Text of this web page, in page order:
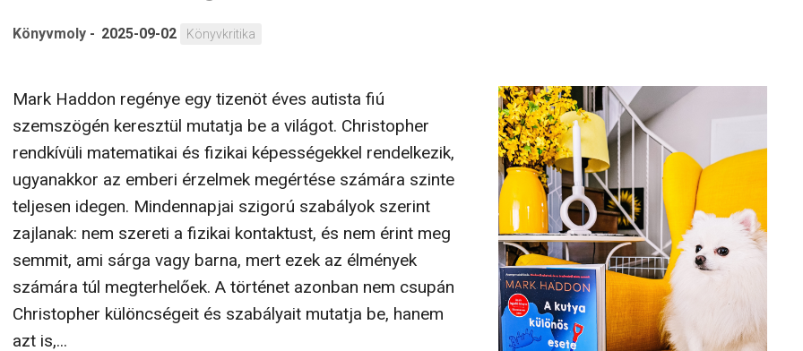
Könyvmoly - 2025-09-02 Könyvkritika
Mark Haddon regénye egy tizenöt éves autista fiú
szemszögén keresztül mutatja be a világot. Christopher
rendkívüli matematikai és fizikai képességekkel rendelkezik,
ugyanakkor az emberi érzelmek megértése számára szinte
teljesen idegen. Mindennapjai szigorú szabályok szerint
zajlanak: nem szereti a fizikai kontaktust, és nem érint meg
semmit, ami sárga vagy barna, mert ezek az élmények
számára túl megterhelőek. A történet azonban nem csupán
Christopher különcségeit és szabályait mutatja be, hanem
azt is,...